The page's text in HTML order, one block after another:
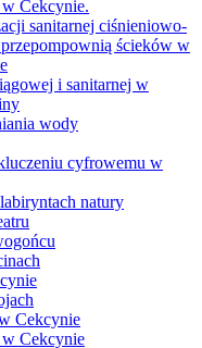
Cekcynie.
sanitarnej ciśnieniowo-
ścieków w
i sanitarnej w
wody
cyfrowemu w
natury
Cekcynie
Cekcynie